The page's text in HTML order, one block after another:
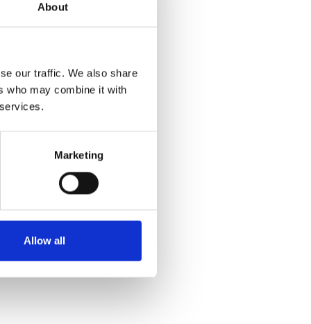
About
our traffic. We also share
who may combine it with
Marketing
Allow all
vi har
2026,
Ferie for Alle.